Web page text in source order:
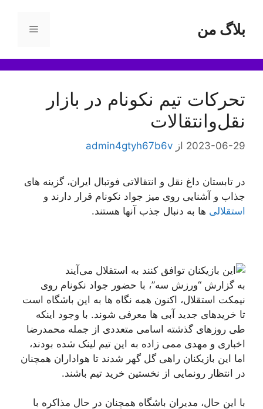
محتوابلاگ من فهرست
تحرکات تیم نکونام در بازار
نقل‌و‌انتقالات
2023-06-29 از admin4gtyh67b6v
در تابستان داغ نقل و انتقالاتی فوتبال ایران، گزینه های
جذاب و آشنایی روی میز جواد نکونام قرار دارند و
استقلالی ها به دنبال جذب آنها هستند.
به گزارش “ورزش سه”، با حضور جواد نکونام روی
نیمکت استقلال، اکنون همه نگاه ها به این باشگاه است
تا خریدهای جدید آبی ها معرفی شوند. با وجود اینکه
طی روزهای گذشته اسامی متعددی از جمله محمدرضا
اخباری و مهدی ممی زاده به این تیم لینک شده بودند،
اما این بازیکنان راهی گل گهر شدند تا هواداران همچنان
در انتظار رونمایی از نخستین خرید تیم باشند.
با این حال، مدیران باشگاه همچنان در حال مذاکره با